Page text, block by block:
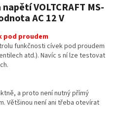
VOLTCRAFT MS-
AC 12 V
pod proudem
funkčnosti cívek pod proudem
atd.). Navíc s ní lze testovat
a proto není nutný přímý
Většinou není ani třeba otevírat